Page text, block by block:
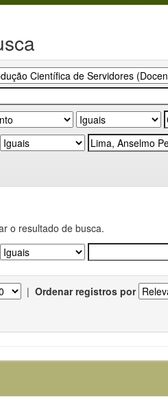
o resultado de busca.
| Ordenar registros por